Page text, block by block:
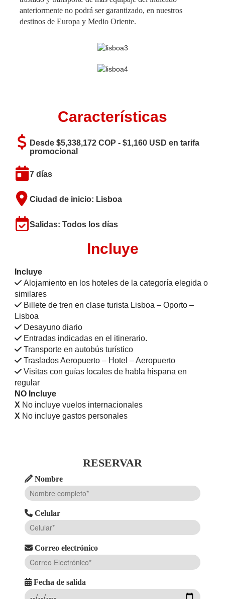
anteriormente no podrá ser garantizado, en nuestros
destinos de Europa y Medio Oriente.
Características
Desde $5,338,172 COP - $1,160 USD en tarifa
promocional
7 días
Ciudad de inicio: Lisboa
Salidas: Todos los días
Incluye
Incluye
Alojamiento en los hoteles de la categoría elegida o
similares
Billete de tren en clase turista Lisboa – Oporto –
Lisboa
Desayuno diario
Entradas indicadas en el itinerario.
Transporte en autobús turístico
Traslados Aeropuerto – Hotel – Aeropuerto
Visitas con guías locales de habla hispana en
regular
NO Incluye
X No incluye vuelos internacionales
X No incluye gastos personales
RESERVAR
Nombre
Celular
Correo electrónico
Fecha de salida